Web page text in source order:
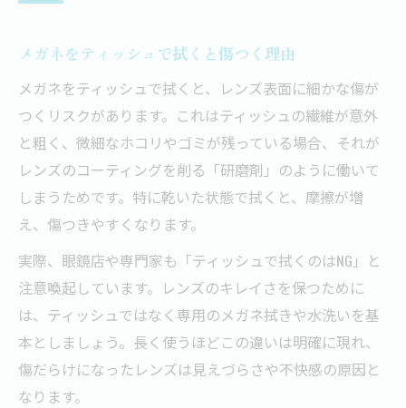
メガネをティッシュで拭くと傷つく理由
メガネをティッシュで拭くと、レンズ表面に細かな傷が
つくリスクがあります。これはティッシュの繊維が意外
と粗く、微細なホコリやゴミが残っている場合、それが
レンズのコーティングを削る「研磨剤」のように働いて
しまうためです。特に乾いた状態で拭くと、摩擦が増
え、傷つきやすくなります。
実際、眼鏡店や専門家も「ティッシュで拭くのはNG」と
注意喚起しています。レンズのキレイさを保つために
は、ティッシュではなく専用のメガネ拭きや水洗いを基
本としましょう。長く使うほどこの違いは明確に現れ、
傷だらけになったレンズは見えづらさや不快感の原因と
なります。